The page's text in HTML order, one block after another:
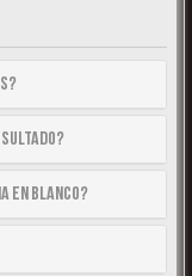
en blanco?